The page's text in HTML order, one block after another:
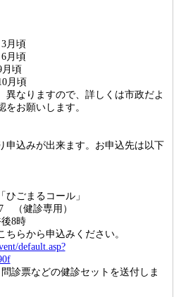
月頃
頃
頃
頃
なりますので、詳しくは市政だよ
お願いします。
込みが出来ます。お申込先は以下
ごまるコール」
健診専用）
8時
らから申込みください。
default.asp?
票などの健診セットを送付しま